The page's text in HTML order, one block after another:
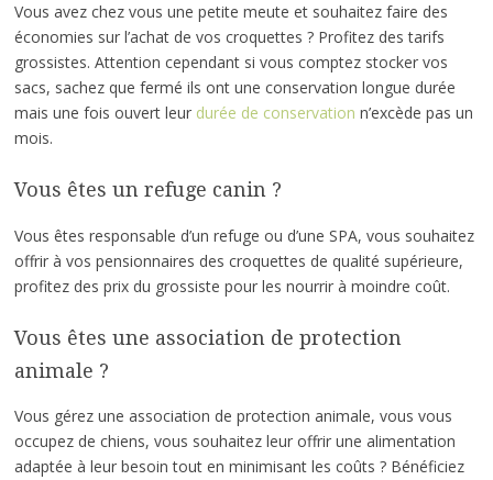
Vous avez chez vous une petite meute et souhaitez faire des
économies sur l’achat de vos croquettes ? Profitez des tarifs
grossistes. Attention cependant si vous comptez stocker vos
sacs, sachez que fermé ils ont une conservation longue durée
mais une fois ouvert leur durée de conservation n’excède pas un
mois.
Vous êtes un refuge canin ?
Vous êtes responsable d’un refuge ou d’une SPA, vous souhaitez
offrir à vos pensionnaires des croquettes de qualité supérieure,
profitez des prix du grossiste pour les nourrir à moindre coût.
Vous êtes une association de protection
animale ?
Vous gérez une association de protection animale, vous vous
occupez de chiens, vous souhaitez leur offrir une alimentation
adaptée à leur besoin tout en minimisant les coûts ? Bénéficiez